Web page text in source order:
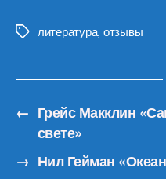
Меткилитература, отзывы
← Грейс Макклин
свете»
→ Нил Гейман